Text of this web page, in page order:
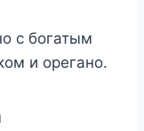
с богатым
и орегано.